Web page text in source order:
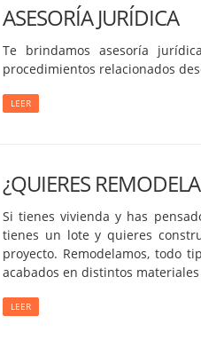
ASESORÍA JURÍDICA
Te brindamos asesoría
procedimientos relacionados
LEER
¿QUIERES
Si tienes vivienda y has
tienes un lote y quieres
proyecto. Remodelamos, todo
acabados en distintos
LEER